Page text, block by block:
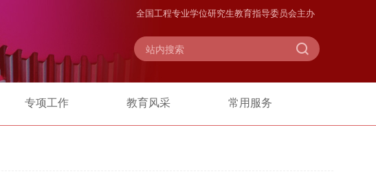
全国工程专业学位研究生教育指导委员会主办
专项工作 教育风采 常用服务